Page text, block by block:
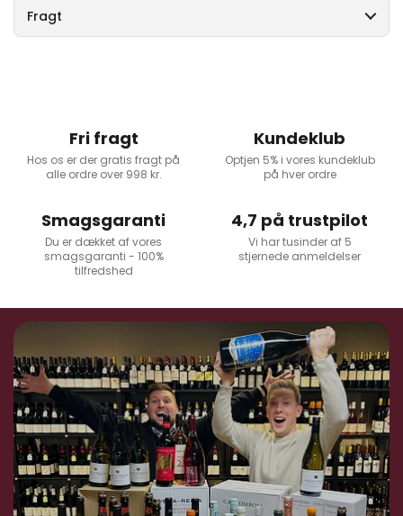
Fragt
Fri fragt
Hos os er der gratis fragt på
alle ordre over 998 kr.
Kundeklub
Optjen 5% i vores kundeklub
på hver ordre
Smagsgaranti
Du er dækket af vores
smagsgaranti - 100%
tilfredshed
4,7 på trustpilot
Vi har tusinder af 5
stjernede anmeldelser